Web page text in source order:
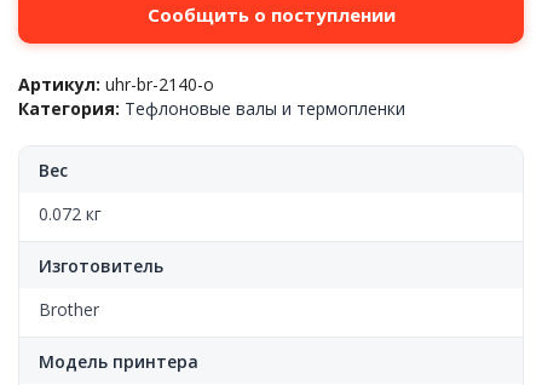
Сообщить о поступлении
Артикул: uhr-br-2140-o
Категория: Тефлоновые валы и термопленки
Вес
0.072 кг
Изготовитель
Brother
Модель принтера